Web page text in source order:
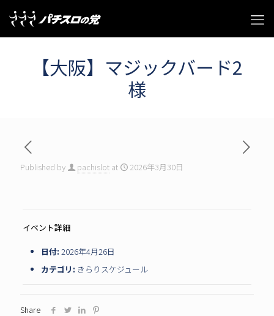
【大阪】マジックバード2
様
Published by pachislot at 2026年3月30日
イベント詳細
日付: 2026年4月26日
カテゴリ: きらりスケジュール
Share